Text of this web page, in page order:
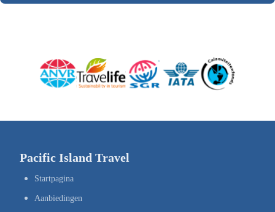
Pacific Island Travel
Startpagina
Aanbiedingen